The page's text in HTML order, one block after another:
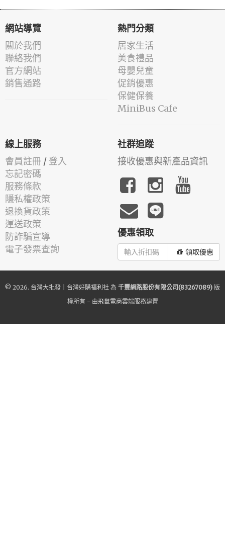
網站導覽
關於我們
聯絡我們
官方網站
銷售通路
熱門分類
居家生活
美食禮品
母嬰兒童
促銷優惠
保健保養
MiniBus Cafe
線上服務
會員註冊 / 登入
忘記密碼
服務條款
隱私權政策
退換貨政策
運送政策
防詐騙宣導
電子發票查詢
社群追蹤
接收優惠與新產品資訊
優惠領取
領取優惠
© 2026. 台灣大批發｜台灣好購福利社 為 千豐網路股份有限公司(83267089) 版
權所有 - 由飛鼠電商雲端服務建置